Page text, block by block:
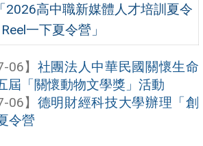
「2026高中職新媒體人才培訓夏令
一下夏令營」
06】 社團法人中華民國關懷生命
屆「關懷動物文學獎」活動
06】 德明財經科技大學辦理「創
令營